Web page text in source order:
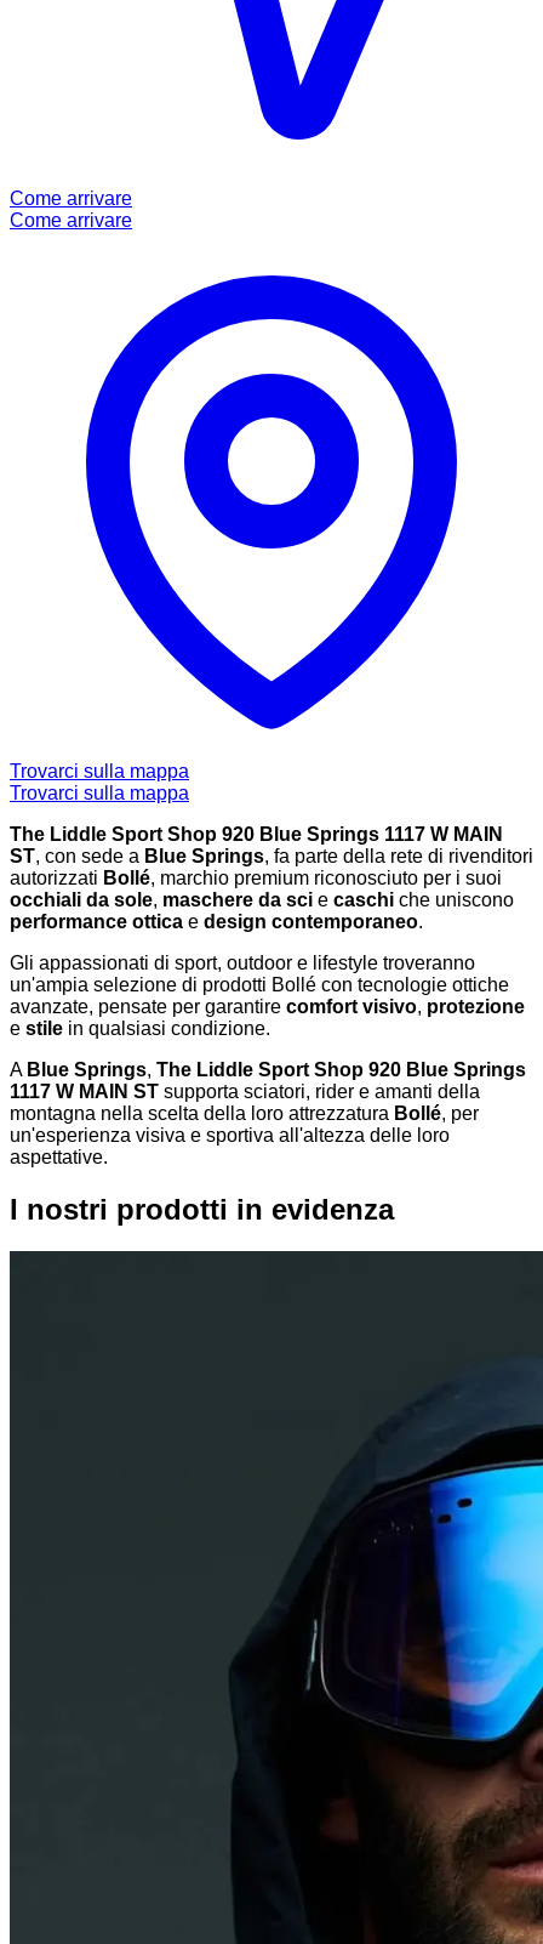
Come arrivare
Come arrivare
Trovarci sulla mappa
Trovarci sulla mappa
The Liddle Sport Shop 920 Blue Springs 1117 W MAIN
ST, con sede a Blue Springs, fa parte della rete di rivenditori
autorizzati Bollé, marchio premium riconosciuto per i suoi
occhiali da sole, maschere da sci e caschi che uniscono
performance ottica e design contemporaneo.
Gli appassionati di sport, outdoor e lifestyle troveranno
un'ampia selezione di prodotti Bollé con tecnologie ottiche
avanzate, pensate per garantire comfort visivo, protezione
e stile in qualsiasi condizione.
A Blue Springs, The Liddle Sport Shop 920 Blue Springs
1117 W MAIN ST supporta sciatori, rider e amanti della
montagna nella scelta della loro attrezzatura Bollé, per
un'esperienza visiva e sportiva all'altezza delle loro
aspettative.
I nostri prodotti in evidenza